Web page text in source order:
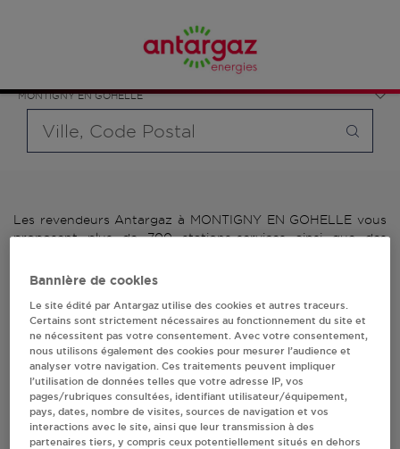
MONTIGNY EN GOHELLE
bouteille souhaité et le type de point de vente (revendeur /
distributeur automatique de bouteilles de gaz ou station GPL
carburant)
Les revendeurs Antargaz à MONTIGNY EN GOHELLE vous
proposent plus de 700 stations-services ainsi que des
des revendeurs Antargaz à MONTIGNY EN GOHELLE,
distributeurs de bouteilles de gaz.
1 revendeur(s) Antargaz
à MONTIGNY EN
GOHELLE
Bannière de cookies
Le site édité par Antargaz utilise des cookies et autres traceurs.
Certains sont strictement nécessaires au fonctionnement du site et
ne nécessitent pas votre consentement. Avec votre consentement,
nous utilisons également des cookies pour mesurer l’audience et
analyser votre navigation. Ces traitements peuvent impliquer
l’utilisation de données telles que votre adresse IP, vos
pages/rubriques consultées, identifiant utilisateur/équipement,
pays, dates, nombre de visites, sources de navigation et vos
interactions avec le site, ainsi que leur transmission à des
partenaires tiers, y compris ceux potentiellement situés en dehors